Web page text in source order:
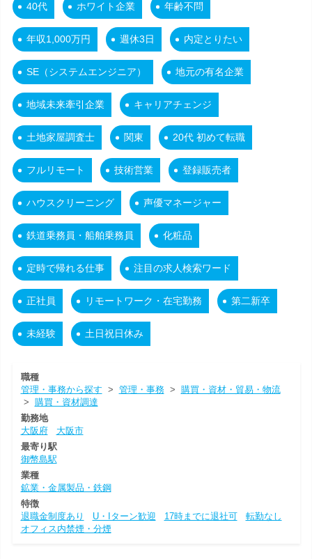
40代 ホワイト企業 年齢不問
年収1,000万円 週休3日 内定とりたい
SE（システムエンジニア） 地元の有名企業
地域未来牽引企業 キャリアチェンジ
土地家屋調査士 関東 20代 初めて転職
フルリモート 技術営業 登録販売者
ハウスクリーニング 声優マネージャー
鉄道乗務員・船舶乗務員 化粧品
定時で帰れる仕事 注目の求人検索ワード
正社員 リモートワーク・在宅勤務 第二新卒
未経験 土日祝日休み
職種
管理・事務から探す > 管理・事務> 購買・資材・貿易・物流
> 購買・資材調達
勤務地
大阪府
大阪市
最寄り駅
御幣島駅
業種
鉱業・金属製品・鉄鋼
特徴
退職金制度あり
U・Iターン歓迎 17時までに退社可
転勤なし
オフィス内禁煙・分煙